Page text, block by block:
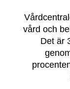
vård och
Det är